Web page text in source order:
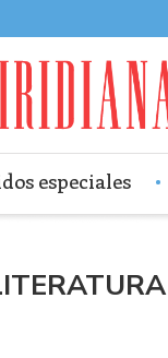
especiales